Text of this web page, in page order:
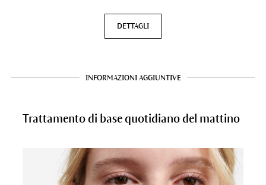
DETTAGLI
INFORMAZIONI AGGIUNTIVE
Trattamento di base quotidiano del mattino